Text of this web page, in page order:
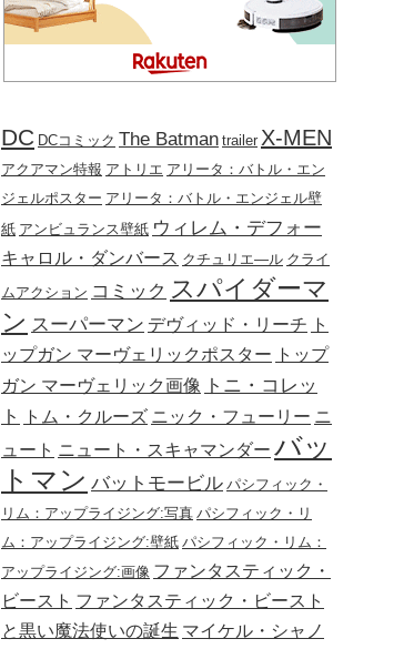
DC DCコミック The Batman trailer X-MEN
アクアマン特報 アトリエ アリータ：バトル・エン
ジェルポスター アリータ：バトル・エンジェル壁
紙 アンビュランス壁紙 ウィレム・デフォー
キャロル・ダンバース クチュリエ―ル クライ
ムアクション コミック スパイダーマ
ン スーパーマン デヴィッド・リーチ ト
ップガン マーヴェリックポスター トップ
ガン マーヴェリック画像 トニ・コレッ
ト
トム・クルーズ ニック・フューリー ニ
ュート ニュート・スキャマンダー バッ
トマン バットモービル パシフィック・
リム：アップライジング:写真 パシフィック・リ
ム：アップライジング:壁紙 パシフィック・リム：
アップライジング:画像 ファンタスティック・
ビースト ファンタスティック・ビースト
と黒い魔法使いの誕生 マイケル・シャノ